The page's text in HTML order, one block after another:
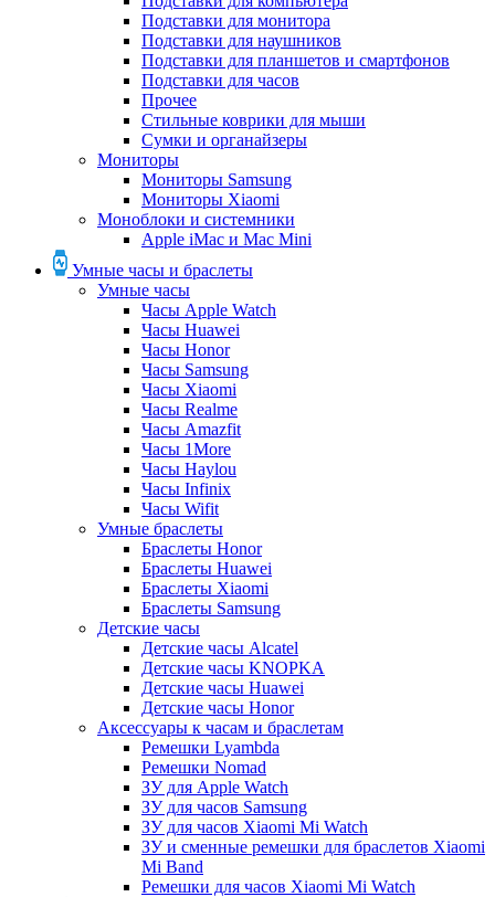
Подставки для монитора
Подставки для наушников
Подставки для планшетов и смартфонов
Подставки для часов
Прочее
Стильные коврики для мыши
Сумки и органайзеры
Мониторы
Мониторы Samsung
Мониторы Xiaomi
Моноблоки и системники
Apple iMac и Mac Mini
Умные часы и браслеты
Умные часы
Часы Apple Watch
Часы Huawei
Часы Honor
Часы Samsung
Часы Xiaomi
Часы Realme
Часы Amazfit
Часы 1More
Часы Haylou
Часы Infinix
Часы Wifit
Умные браслеты
Браслеты Honor
Браслеты Huawei
Браслеты Xiaomi
Браслеты Samsung
Детские часы
Детские часы Alcatel
Детские часы KNOPKA
Детские часы Huawei
Детские часы Honor
Аксессуары к часам и браслетам
Ремешки Lyambda
Ремешки Nomad
ЗУ для Apple Watch
ЗУ для часов Samsung
ЗУ для часов Xiaomi Mi Watch
ЗУ и сменные ремешки для браслетов Xiaomi
Mi Band
Ремешки для часов Xiaomi Mi Watch